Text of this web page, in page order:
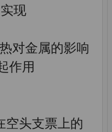
现
对金属的影响
作用
空头支票上的